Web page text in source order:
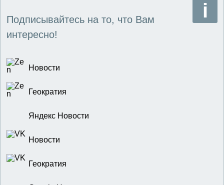
Подписывайтесь на то, что Вам
интересно!
Новости
Геократия
Яндекс Новости
Новости
Геократия